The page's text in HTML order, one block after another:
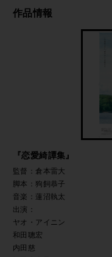
作品情報
『恋愛綺譚集』
監督：倉本雷大
脚本：狗飼恭子
音楽：蓮沼執太
出演：
ヤオ・アイニン
和田聰宏
内田慈